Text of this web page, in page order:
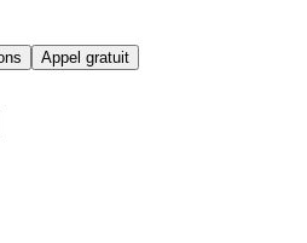
Appel gratuit